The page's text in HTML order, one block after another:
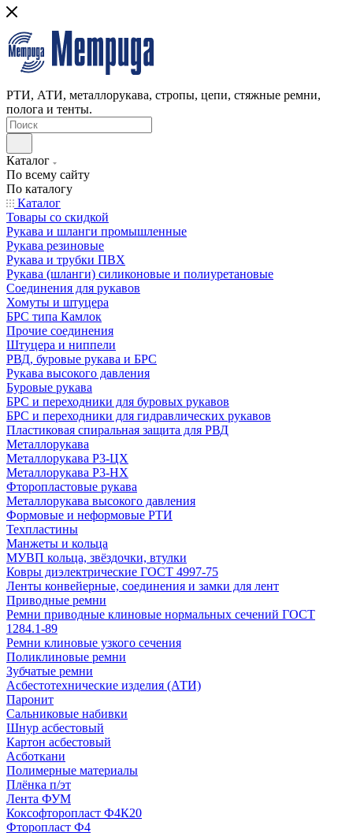
РТИ, АТИ, металлорукава, стропы, цепи, стяжные ремни,
полога и тенты.
Каталог
По всему сайту
По каталогу
Каталог
Товары со скидкой
Рукава и шланги промышленные
Рукава резиновые
Рукава и трубки ПВХ
Рукава (шланги) силиконовые и полиуретановые
Соединения для рукавов
Хомуты и штуцера
БРС типа Камлок
Прочие соединения
Штуцера и ниппели
РВД, буровые рукава и БРС
Рукава высокого давления
Буровые рукава
БРС и переходники для буровых рукавов
БРС и переходники для гидравлических рукавов
Пластиковая спиральная защита для РВД
Металлорукава
Металлорукава Р3-ЦХ
Металлорукава Р3-НХ
Фторопластовые рукава
Металлорукава высокого давления
Формовые и неформовые РТИ
Техпластины
Манжеты и кольца
МУВП кольца, звёздочки, втулки
Ковры диэлектрические ГОСТ 4997-75
Ленты конвейерные, соединения и замки для лент
Приводные ремни
Ремни приводные клиновые нормальных сечений ГОСТ
1284.1-89
Ремни клиновые узкого сечения
Поликлиновые ремни
Зубчатые ремни
Асбестотехнические изделия (АТИ)
Паронит
Сальниковые набивки
Шнур асбестовый
Картон асбестовый
Асботкани
Полимерные материалы
Плёнка п/эт
Лента ФУМ
Коксофторопласт Ф4К20
Фторопласт Ф4